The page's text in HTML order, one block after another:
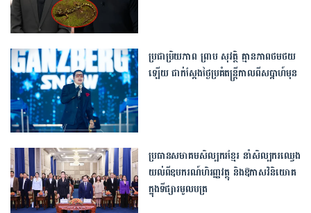
ប្រជាប្រិយភាព ព្រាប សុវត្ថិ គ្មានភាពថមថយ
ឡើយ ជាក់ស្ដែងថ្ងៃប្រគំតន្រ្តីកាលពីសប្ដាហ៍មុន
ប្រធានសមាគមសិល្បករខ្មែរ នាំសិល្បករឈ្វេង
យល់ពីឧបករណ៍ហិរញ្ញវត្ថុ និងឱកាសវិនិយោគ
ក្នុងទីផ្សារមូលបត្រ